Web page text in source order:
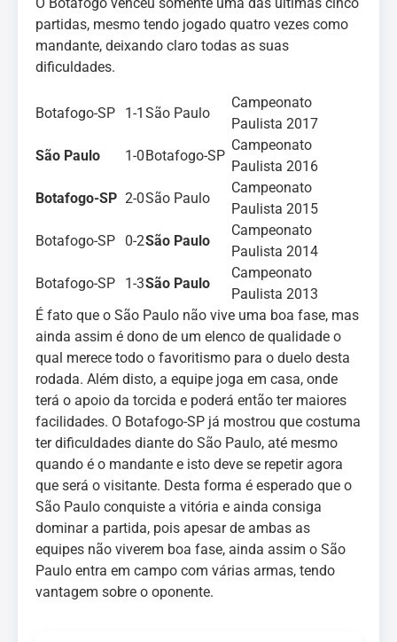
partidas, mesmo tendo jogado quatro vezes como
mandante, deixando claro todas as suas
dificuldades.
Botafogo-SP 1-1 São Paulo
Campeonato
Paulista 2017
São Paulo
1-0Botafogo-SP
Campeonato
Paulista 2016
Botafogo-SP 2-0São Paulo
Campeonato
Paulista 2015
Botafogo-SP
0-2São Paulo
Campeonato
Paulista 2014
Botafogo-SP
1-3São Paulo
Campeonato
Paulista 2013
É fato que o São Paulo não vive uma boa fase, mas
ainda assim é dono de um elenco de qualidade o
qual merece todo o favoritismo para o duelo desta
rodada. Além disto, a equipe joga em casa, onde
terá o apoio da torcida e poderá então ter maiores
facilidades. O Botafogo-SP já mostrou que costuma
ter dificuldades diante do São Paulo, até mesmo
quando é o mandante e isto deve se repetir agora
que será o visitante. Desta forma é esperado que o
São Paulo conquiste a vitória e ainda consiga
dominar a partida, pois apesar de ambas as
equipes não viverem boa fase, ainda assim o São
Paulo entra em campo com várias armas, tendo
vantagem sobre o oponente.